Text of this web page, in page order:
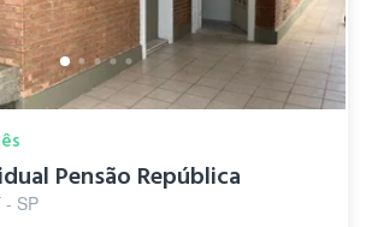
Pensão República
- SP